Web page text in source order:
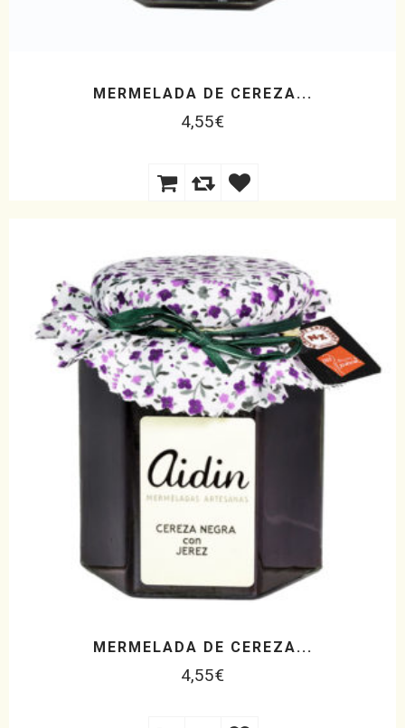
MERMELADA DE CEREZA...
4,55€
MERMELADA DE CEREZA...
4,55€